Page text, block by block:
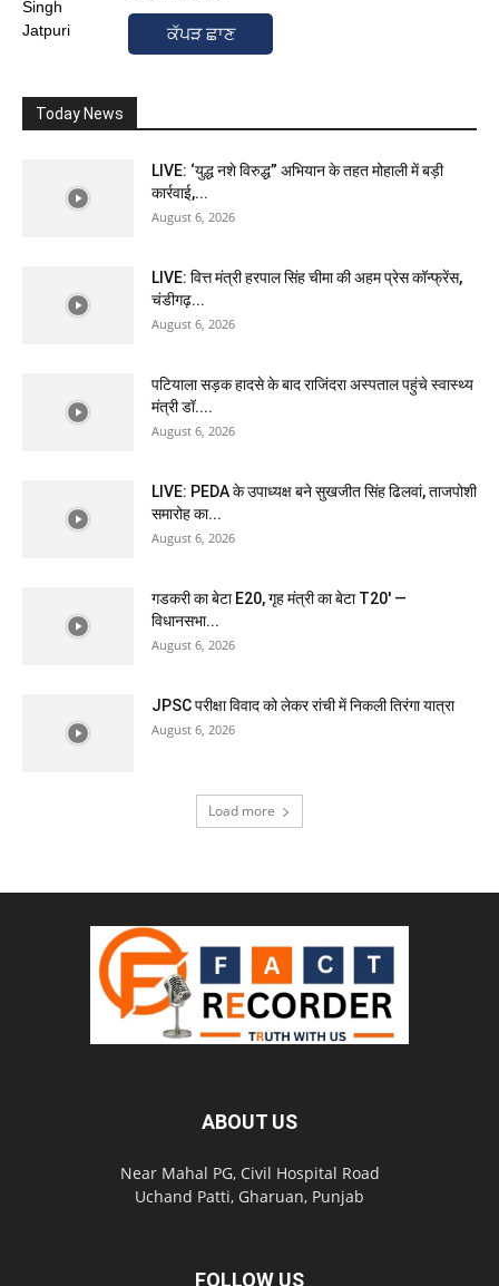
ਕੱਪੜ ਛਾਣ
Today News
LIVE: ‘युद्ध नशे विरुद्ध” अभियान के तहत मोहाली में बड़ी
कार्रवाई,...
August 6, 2026
LIVE: वित्त मंत्री हरपाल सिंह चीमा की अहम प्रेस कॉन्फ्रेंस,
चंडीगढ़...
August 6, 2026
पटियाला सड़क हादसे के बाद राजिंदरा अस्पताल पहुंचे स्वास्थ्य
मंत्री डॉ....
August 6, 2026
LIVE: PEDA के उपाध्यक्ष बने सुखजीत सिंह ढिलवां, ताजपोशी
समारोह का...
August 6, 2026
गडकरी का बेटा E20, गृह मंत्री का बेटा T20′ —
विधानसभा...
August 6, 2026
JPSC परीक्षा विवाद को लेकर रांची में निकली तिरंगा यात्रा
August 6, 2026
Load more
ABOUT US
Near Mahal PG, Civil Hospital Road
Uchand Patti, Gharuan, Punjab
FOLLOW US